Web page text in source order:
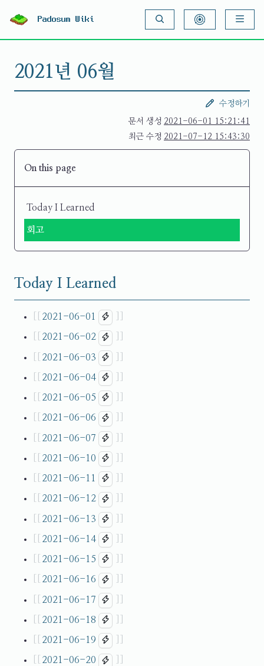
Padosum Wiki
2021년 06월
수정하기
문서 생성 2021-06-01 15:21:41
최근 수정 2021-07-12 15:43:30
On this page
Today I Learned
회고
Today I Learned
2021-06-01
2021-06-02
2021-06-03
2021-06-04
2021-06-05
2021-06-06
2021-06-07
2021-06-10
2021-06-11
2021-06-12
2021-06-13
2021-06-14
2021-06-15
2021-06-16
2021-06-17
2021-06-18
2021-06-19
2021-06-20